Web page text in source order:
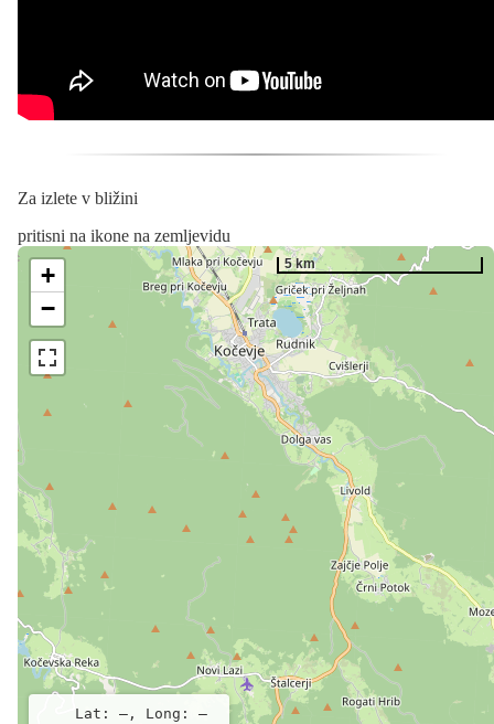
Za izlete v bližini
pritisni na ikone na zemljevidu
+
−
5 km
Lat: –, Long: –